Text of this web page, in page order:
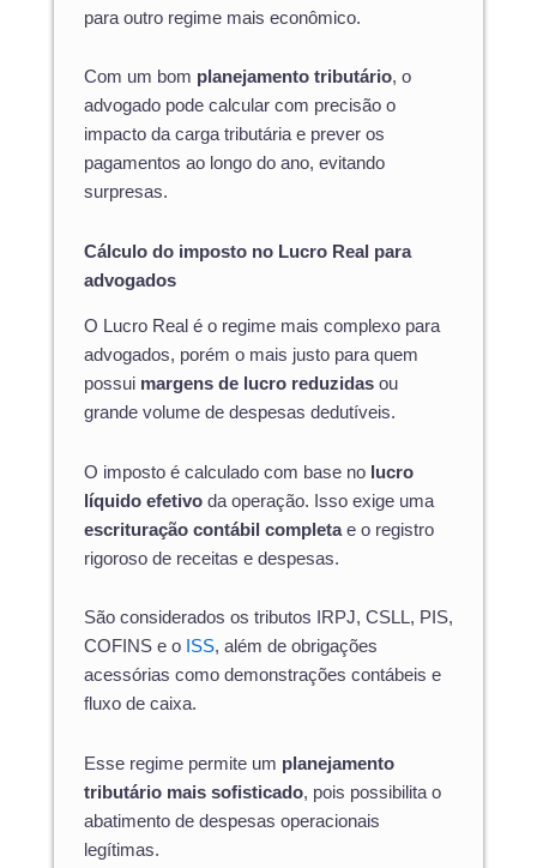
para outro regime mais econômico.
Com um bom planejamento tributário, o
advogado pode calcular com precisão o
impacto da carga tributária e prever os
pagamentos ao longo do ano, evitando
surpresas.
Cálculo do imposto no Lucro Real para
advogados
O Lucro Real é o regime mais complexo para
advogados, porém o mais justo para quem
possui margens de lucro reduzidas ou
grande volume de despesas dedutíveis.
O imposto é calculado com base no lucro
líquido efetivo da operação. Isso exige uma
escrituração contábil completae o registro
rigoroso de receitas e despesas.
São considerados os tributos IRPJ, CSLL, PIS,
COFINS e o ISS, além de obrigações
acessórias como demonstrações contábeis e
fluxo de caixa.
Esse regime permite um planejamento
tributário mais sofisticado, pois possibilita o
abatimento de despesas operacionais
legítimas.